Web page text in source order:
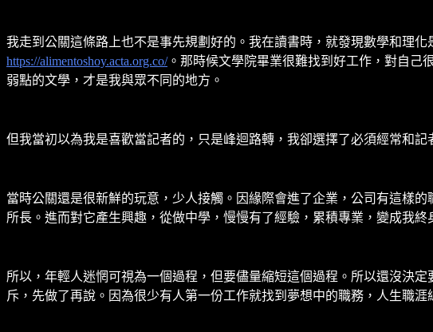
我走到公關這條路上也不是事先規劃好的。我在讀書時，就發現數學和理
https://alimentoshoy.acta.org.co/。那時候文學院畢業很難找到好工作，對自己
弱點的文學，才是我與眾不同的地方。
但我當初以為我是喜歡當記者的，只是峰迴路轉，我卻選擇了必須經常和記
當時公關還是很新鮮的玩意，少人接觸。因緣際會進了企業，公司有這樣
所長。進而對它產生興趣，從做中學，慢慢有了經驗，累積專業，變成我終
所以，年輕人迷惘可視為一個過程，但要儘量縮短這個過程。所以還沒決
斥，先做了再說。因為很少有人第一份工作就找到夢想中的職務，人生職